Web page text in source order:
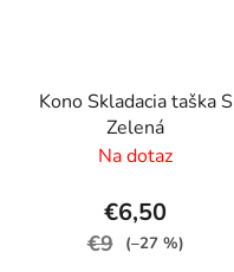
Kono Skladacia taška S
Zelená
Na dotaz
€6,50
€9 (–27 %)